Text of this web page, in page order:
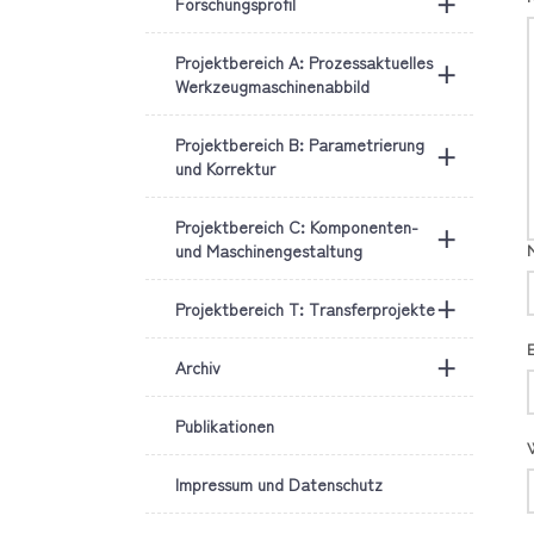
+
Projektbereich A: Prozessaktuelles
Werkzeugmaschinenabbild
+
Projektbereich B: Parametrierung
und Korrektur
+
Projektbereich C: Komponenten-
und Maschinengestaltung
+
Projektbereich T: Transferprojekte
+
Archiv
Publikationen
Impressum und Datenschutz